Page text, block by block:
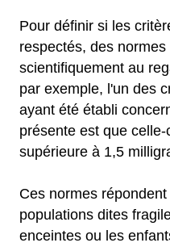
Pour définir si les
respectés, des
scientifiquement au
par exemple, l'un des
ayant été établi
présente est que
supérieure à 1,5
Ces normes
populations dites
enceintes ou les